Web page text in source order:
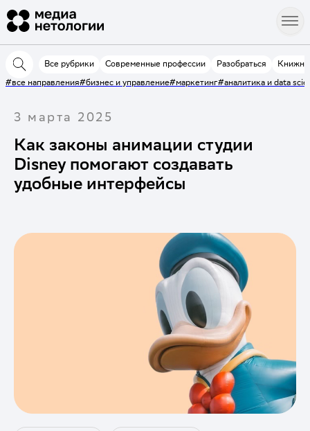
Все рубрики Современные профессии Разобраться
#все направления#бизнес и управление#маркетинг#аналитика и data
3 марта 2025
Как законы анимации студии
Disney помогают создавать
удобные интерфейсы